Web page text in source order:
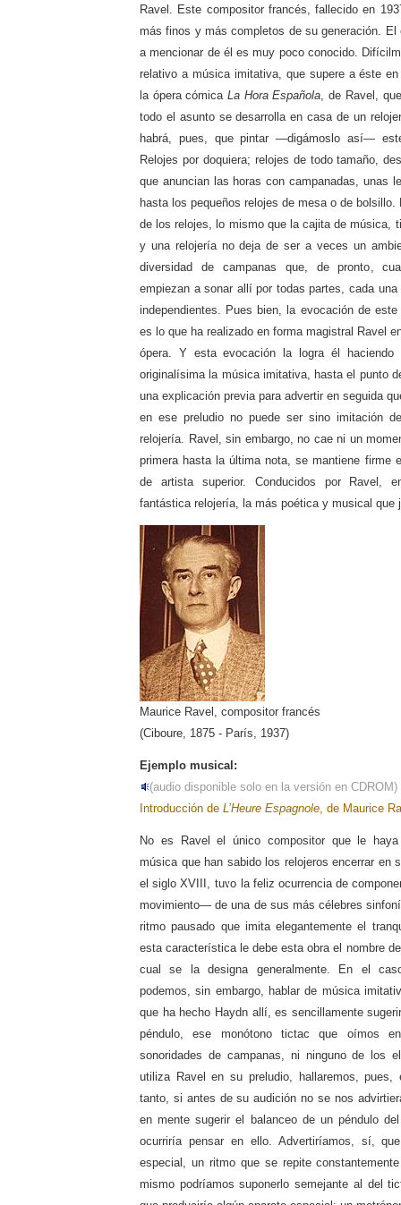
Ravel. Este compositor francés, fallecido en
más finos y más completos de su generación. El
a mencionar de él es muy poco conocido.
relativo a música imitativa, que supere a éste
la ópera cómicaLa Hora Española, de Ravel,
todo el asunto se desarrolla en casa de un
habrá, pues, que pintar —digámoslo así—
Relojes por doquiera; relojes de todo tamaño,
que anuncian las horas con campanadas, unas
hasta los pequeños relojes de mesa o de
de los relojes, lo mismo que la cajita de música,
y una relojería no deja de ser a veces un
diversidad de campanas que, de pronto,
empiezan a sonar allí por todas partes, cada
independientes. Pues bien, la evocación de
es lo que ha realizado en forma magistral Ravel
ópera. Y esta evocación la logra él haciendo
originalísima la música imitativa, hasta el punto
una explicación previa para advertir en seguida
en ese preludio no puede ser sino imitación
relojería. Ravel, sin embargo, no cae ni un
primera hasta la última nota, se mantiene firme
de artista superior. Conducidos por Ravel,
fantástica relojería, la más poética y musical que
Maurice Ravel, compositor francés
(Ciboure, 1875 - París, 1937)
Ejemplo musical:
(audio disponible solo en la versión en CDROM)
Introducción de L’Heure Espagnole, de Maurice
No es Ravel el único compositor que le
música que han sabido los relojeros encerrar en
el siglo XVIII, tuvo la feliz ocurrencia de
movimiento— de una de sus más célebres
ritmo pausado que imita elegantemente el
esta característica le debe esta obra el nombre
cual se la designa generalmente. En el
podemos, sin embargo, hablar de música
que ha hecho Haydn allí, es sencillamente
péndulo, ese monótono tictac que oímos
sonoridades de campanas, ni ninguno de los
utiliza Ravel en su preludio, hallaremos,
tanto, si antes de su audición no se nos
en mente sugerir el balanceo de un péndulo
ocurriría pensar en ello. Advertiríamos, sí,
especial, un ritmo que se repite
mismo podríamos suponerlo semejante al del